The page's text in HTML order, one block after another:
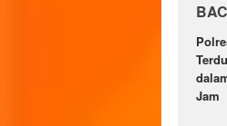
Jam